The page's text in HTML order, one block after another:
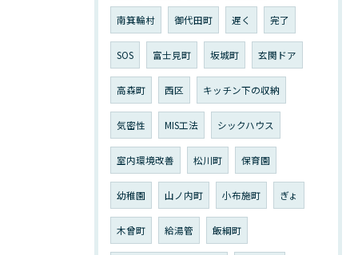
南箕輪村 御代田町 遅く 完了
SOS 富士見町 坂城町 玄関ドア
高森町 西区 キッチン下の収納
気密性 MIS工法 シックハウス
室内環境改善 松川町 保育園
幼稚園 山ノ内町 小布施町 ぎょ
木曾町 給湯管 飯綱町